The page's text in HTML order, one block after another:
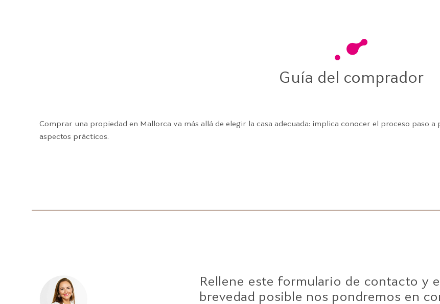
Guía del comprador
Comprar una propiedad en Mallorca va más allá de elegir la casa adecuada: implica conocer el proceso paso
aspectos prácticos.
Rellene este formulario de contacto y
brevedad posible nos pondremos en